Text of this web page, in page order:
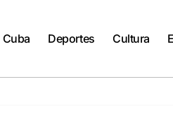
Cuba Deportes Cultura